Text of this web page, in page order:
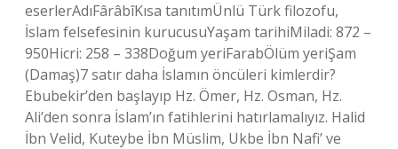
eserlerAdıFârâbîKısa tanıtımÜnlü Türk filozofu,
İslam felsefesinin kurucusuYaşam tarihiMiladi: 872 –
950Hicri: 258 – 338Doğum yeriFarabÖlüm yeriŞam
(Damaş)7 satır daha İslamın öncüleri kimlerdir?
Ebubekir’den başlayıp Hz. Ömer, Hz. Osman, Hz.
Ali’den sonra İslam’ın fatihlerini hatırlamalıyız. Halid
İbn Velid, Kuteybe İbn Müslim, Ukbe İbn Nafi’ ve